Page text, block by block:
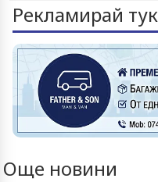
Рекламирай тук
Още новини